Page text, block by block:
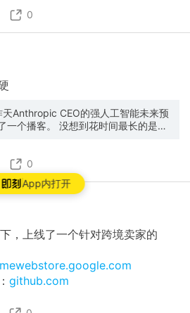
App内打开
0
天Anthropic CEO的强人工智能未来预
没想到花时间最长的是用
0
，上线了一个针对跨境卖家的
github.com